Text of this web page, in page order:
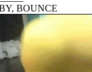
BOUNCE